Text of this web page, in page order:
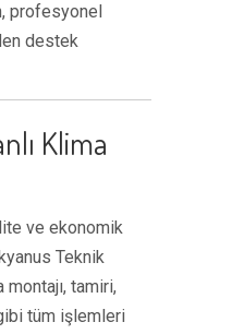
profesyonel
destek
Klima
ve ekonomik
Teknik
montajı, tamiri,
tüm işlemleri